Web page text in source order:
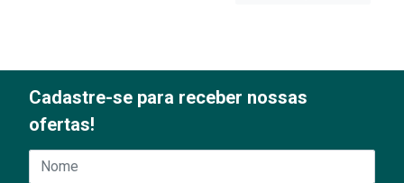
Cadastre-se para receber nossas
ofertas!